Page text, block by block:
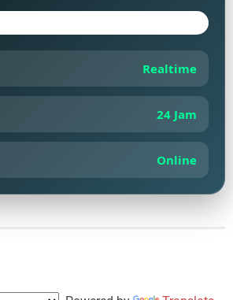
Realtime
24 Jam
Online